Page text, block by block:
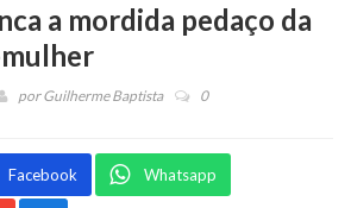
a mordida pedaço da
porGuilherme Baptista 0
Facebook Whatsapp